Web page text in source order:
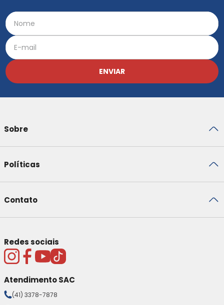
ENVIAR
Sobre
Políticas
Contato
Redes sociais
Atendimento SAC
(41) 3378-7878